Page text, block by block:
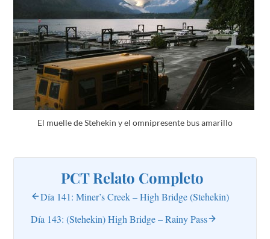
El muelle de Stehekin y el omnipresente bus amarillo
PCT Relato Completo
Día 141: Miner’s Creek – High Bridge (Stehekin)
Día 143: (Stehekin) High Bridge – Rainy Pass